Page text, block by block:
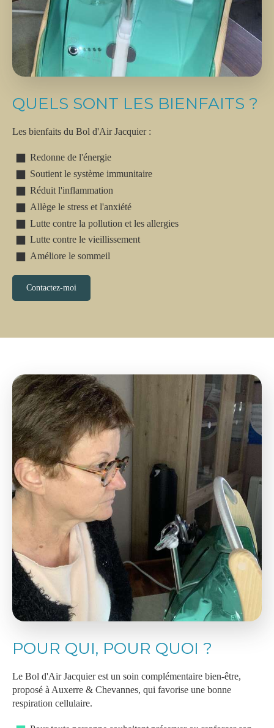
QUELS SONT LES BIENFAITS ?
Les bienfaits du Bol d'Air Jacquier :
Redonne de l'énergie
Soutient le système immunitaire
Réduit l'inflammation
Allège le stress et l'anxiété
Lutte contre la pollution et les allergies
Lutte contre le vieillissement
Améliore le sommeil
Contactez-moi
POUR QUI, POUR QUOI ?
Le Bol d'Air Jacquier est un soin complémentaire bien-être,
proposé à Auxerre & Chevannes, qui favorise une bonne
respiration cellulaire.